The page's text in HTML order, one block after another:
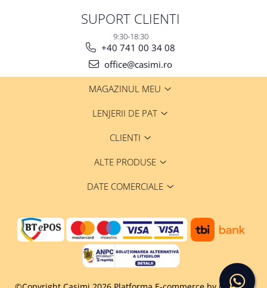
SUPORT CLIENTI
9:30-18:30
+40 741 00 34 08
office@casimi.ro
MAGAZINUL MEU
LENJERII DE PAT
CLIENTI
ALTE PRODUSE
DATE COMERCIALE